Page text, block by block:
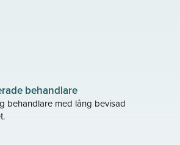
behandlare
behandlare med lång bevisad